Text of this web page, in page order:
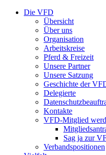
Die VFD
Übersicht
Über uns
Organisation
Arbeitskreise
Pferd & Freizeit
Unsere Partner
Unsere Satzung
Geschichte der
Delegierte
Kontakte
VFD-Mitglied
Sag ja zur
Verbandspositionen